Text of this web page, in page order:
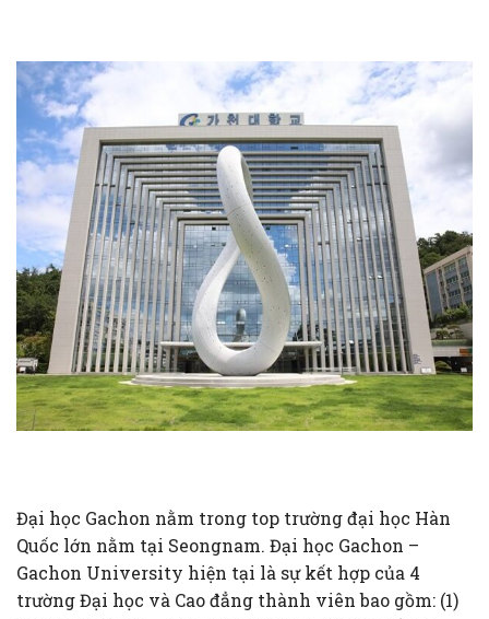
Đại học Gachon nằm trong top trường đại học Hàn
Quốc lớn nằm tại Seongnam. Đại học Gachon –
Gachon University hiện tại là sự kết hợp của 4
trường Đại học và Cao đẳng thành viên bao gồm: (1)